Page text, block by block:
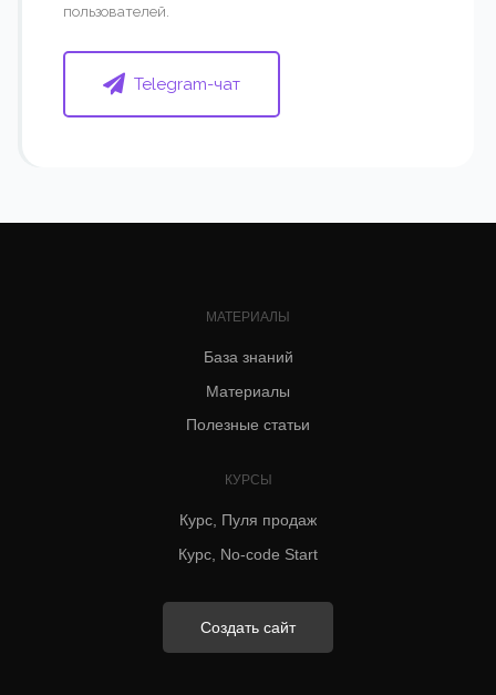
пользователей.
Telegram-чат
МАТЕРИАЛЫ
База знаний
Материалы
Полезные статьи
КУРСЫ
Курс, Пуля продаж
Курс, No-code Start
Создать сайт